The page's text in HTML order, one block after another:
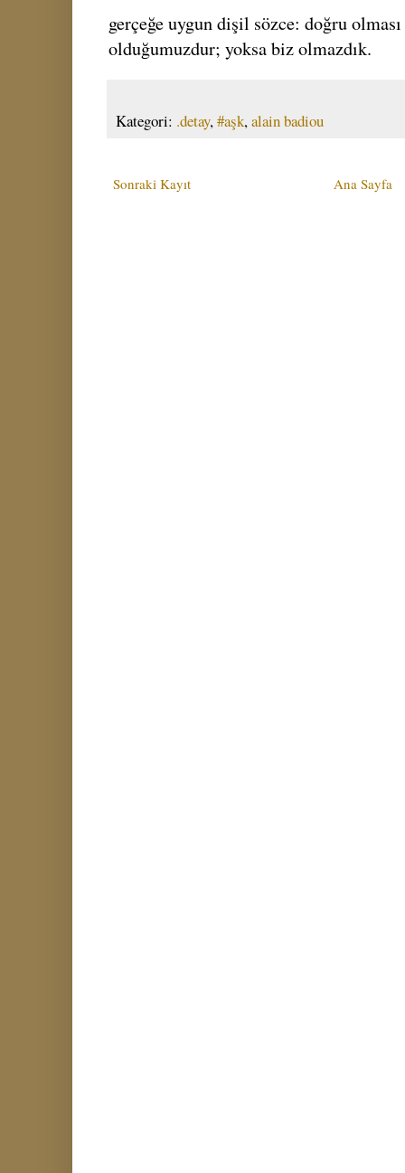
gerçeğe uygun dişil sözce: doğru
olduğumuzdur; yoksa biz olmazdık.
Kategori: .detay,#aşk,alain badiou
Sonraki Kayıt Ana Sayfa